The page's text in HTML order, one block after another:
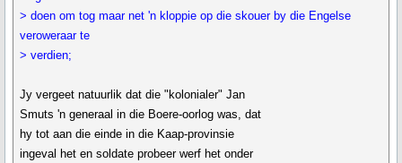
> doen om tog maar net 'n kloppie op die skouer by die Engelse
veroweraar te
> verdien;
Jy vergeet natuurlik dat die "kolonialer" Jan
Smuts 'n generaal in die Boere-oorlog was, dat
hy tot aan die einde in die Kaap-provinsie
ingeval het en soldate probeer werf het onder